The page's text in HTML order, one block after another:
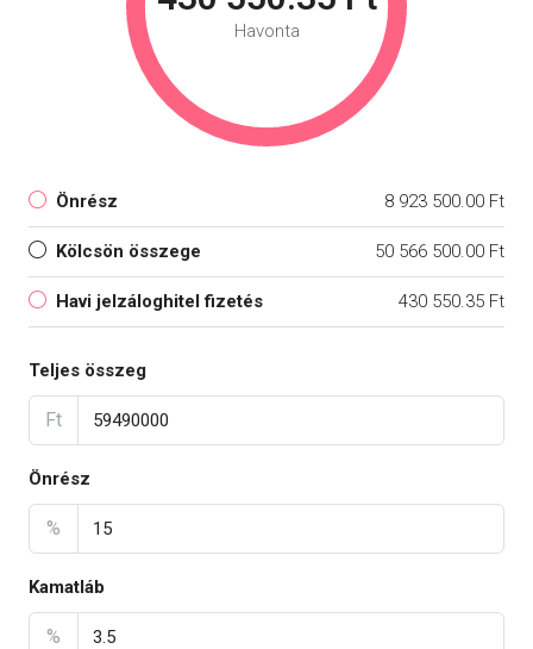
Havonta
Önrész 8 923 500.00 Ft
Kölcsön összege 50 566 500.00 Ft
Havi jelzáloghitel fizetés 430 550.35 Ft
Teljes összeg
Ft
Önrész
%
Kamatláb
%